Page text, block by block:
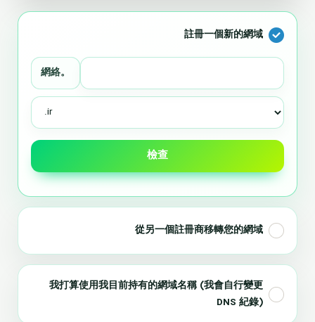
註冊一個新的網域
網絡。
檢查
從另一個註冊商移轉您的網域
我打算使用我目前持有的網域名稱 (我會自行變更
DNS 紀錄)